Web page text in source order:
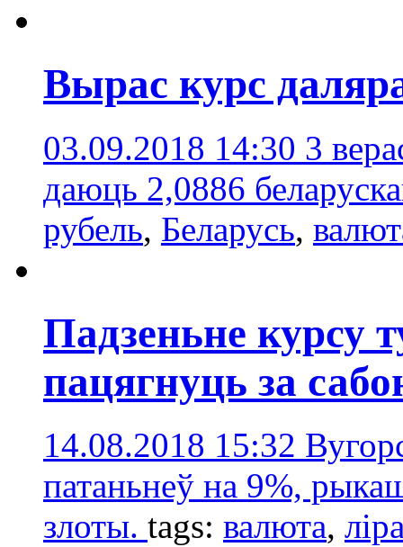
Вырас курс
03.09.2018 14:30 3
даюць 2,0886
рубель, Беларусь,
Падзеньне курсу
пацягнуць за
14.08.2018 15:32
патаньнеў на 9%,
злоты. tags: валюта,